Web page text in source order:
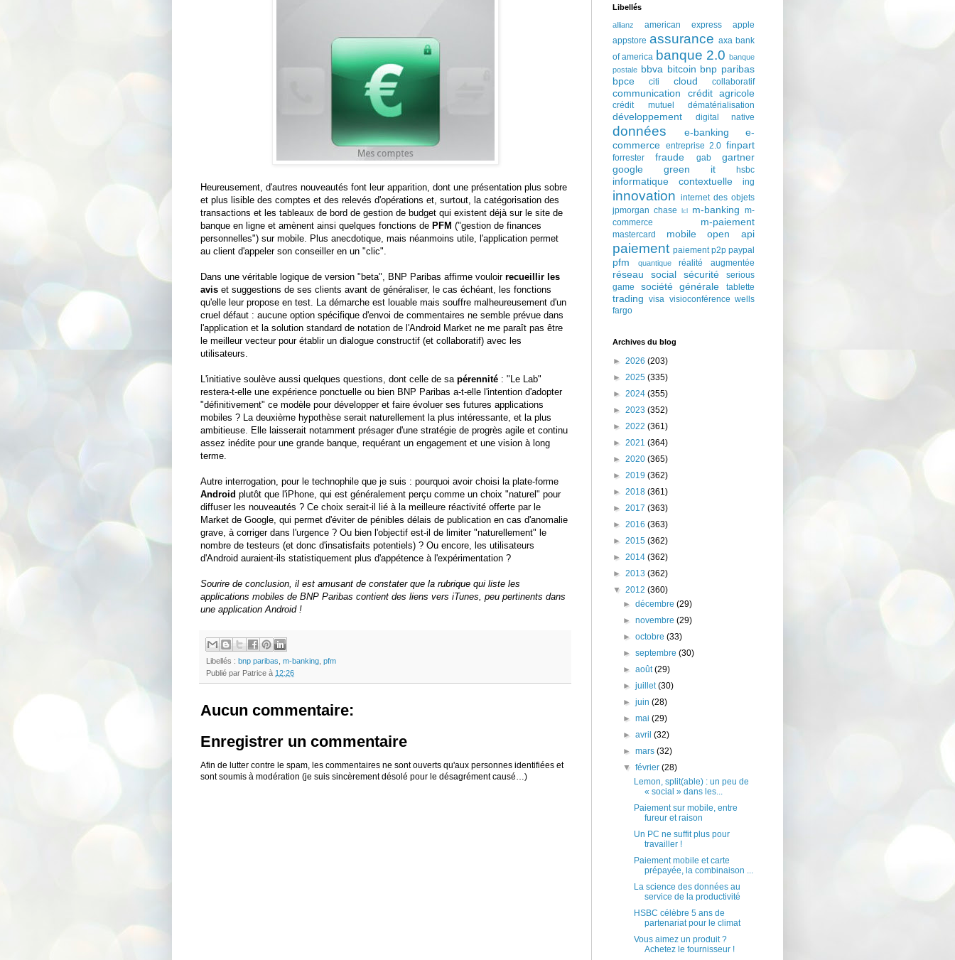
Heureusement, d'autres nouveautés font leur apparition, dont une présentation plus sobre
et plus lisible des comptes et des relevés d'opérations et, surtout, la catégorisation des
transactions et les tableaux de bord de gestion de budget qui existent déjà sur le site de
banque en ligne et amènent ainsi quelques fonctions de PFM ("gestion de finances
personnelles") sur mobile. Plus anecdotique, mais néanmoins utile, l'application permet
au client d'appeler son conseiller en un "clic".
Dans une véritable logique de version "beta", BNP Paribas affirme vouloir recueillir les
avis et suggestions de ses clients avant de généraliser, le cas échéant, les fonctions
qu'elle leur propose en test. La démarche est louable mais souffre malheureusement d'un
cruel défaut : aucune option spécifique d'envoi de commentaires ne semble prévue dans
l'application et la solution standard de notation de l'Android Market ne me paraît pas être
le meilleur vecteur pour établir un dialogue constructif (et collaboratif) avec les
utilisateurs.
L'initiative soulève aussi quelques questions, dont celle de sa pérennité : "Le Lab"
restera-t-elle une expérience ponctuelle ou bien BNP Paribas a-t-elle l'intention d'adopter
"définitivement" ce modèle pour développer et faire évoluer ses futures applications
mobiles ? La deuxième hypothèse serait naturellement la plus intéressante, et la plus
ambitieuse. Elle laisserait notamment présager d'une stratégie de progrès agile et continu
assez inédite pour une grande banque, requérant un engagement et une vision à long
terme.
Autre interrogation, pour le technophile que je suis : pourquoi avoir choisi la plate-forme
Android plutôt que l'iPhone, qui est généralement perçu comme un choix "naturel" pour
diffuser les nouveautés ? Ce choix serait-il lié à la meilleure réactivité offerte par le
Market de Google, qui permet d'éviter de pénibles délais de publication en cas d'anomalie
grave, à corriger dans l'urgence ? Ou bien l'objectif est-il de limiter "naturellement" le
nombre de testeurs (et donc d'insatisfaits potentiels) ? Ou encore, les utilisateurs
d'Android auraient-ils statistiquement plus d'appétence à l'expérimentation ?
Sourire de conclusion, il est amusant de constater que la rubrique qui liste les
applications mobiles de BNP Paribas contient des liens vers iTunes, peu pertinents dans
une application Android !
Libellés : bnp paribas, m-banking, pfm
Publié par Patrice à 12:26
Aucun commentaire:
Enregistrer un commentaire
Afin de lutter contre le spam, les commentaires ne sont ouverts qu'aux personnes identifiées et
sont soumis à modération (je suis sincèrement désolé pour le désagrément causé…)
Libellés
allianz american express
apple
appstore assurance axa bank
of america banque 2.0 banque
postale bbva bitcoin bnp paribas
bpce
citi cloud collaboratif
communication crédit agricole
crédit mutuel dématérialisation
développement digital native
données e-banking
e-
commerce entreprise 2.0 finpart
forrester fraude gab
gartner
google
green it hsbc
informatique contextuelle ing
innovation internet des objets
jpmorgan chase
lcl m-banking m-
commerce
m-paiement
mastercard mobile open api
paiement paiement p2p paypal
pfm quantique réalité augmentée
réseau social sécurité
serious
game
société générale tablette
trading visa visioconférence wells
fargo
Archives du blog
► 2026 (203)
► 2025 (335)
► 2024 (355)
► 2023 (352)
► 2022 (361)
► 2021 (364)
► 2020 (365)
► 2019 (362)
► 2018 (361)
► 2017 (363)
► 2016 (363)
► 2015 (362)
► 2014 (362)
► 2013 (362)
▼ 2012 (360)
►décembre(29)
►novembre(29)
►octobre(33)
►septembre(30)
►août(29)
►juillet(30)
►juin(28)
►mai(29)
►avril(32)
►mars(32)
▼février(28)
Lemon, split(able) : un peu de
« social » dans les...
Paiement sur mobile, entre
fureur et raison
Un PC ne suffit plus pour
travailler !
Paiement mobile et carte
prépayée, la combinaison ...
La science des données au
service de la productivité
HSBC célèbre 5 ans de
partenariat pour le climat
Vous aimez un produit ?
Achetez le fournisseur !